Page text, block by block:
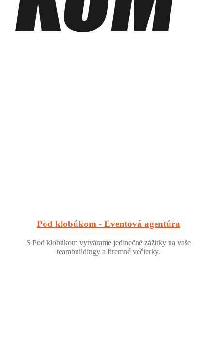
Pod klobúkom - Eventová agentúra
S Pod klobúkom vytvárame jedinečné zážitky na vaše
teambuildingy a firemné večierky.